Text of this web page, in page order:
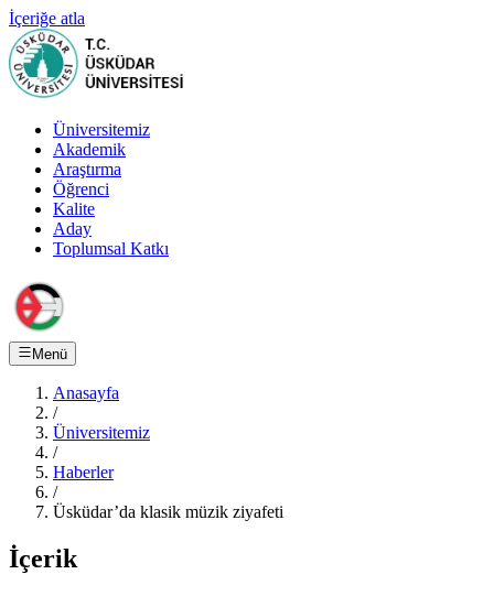
İçeriğe atla
Üniversitemiz
Akademik
Araştırma
Öğrenci
Kalite
Aday
Toplumsal Katkı
Menü
Anasayfa
/
Üniversitemiz
/
Haberler
/
Üsküdar’da klasik müzik ziyafeti
İçerik